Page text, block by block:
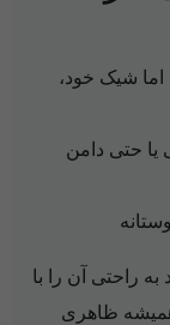
شیک خود،
حتی دامن
راحتی آن را با
ظاهری